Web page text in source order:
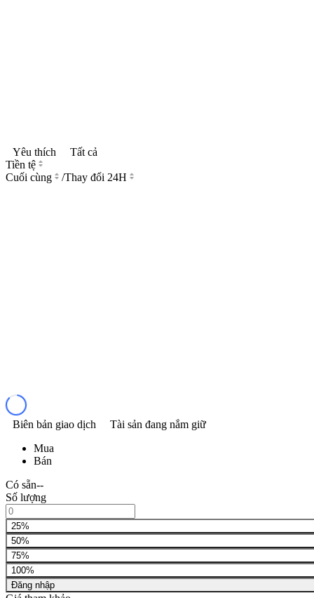
Yêu thích
Tất cả
Tiền tệ
Cuối cùng
/Thay đổi 24H
Biên bản giao dịch
Tài sản đang nắm giữ
Mua
Bán
Có sẵn--
Số lượng
25%
50%
75%
100%
Đăng nhập